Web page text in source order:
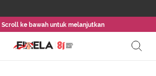
Scroll ke bawah untuk melanjutkan